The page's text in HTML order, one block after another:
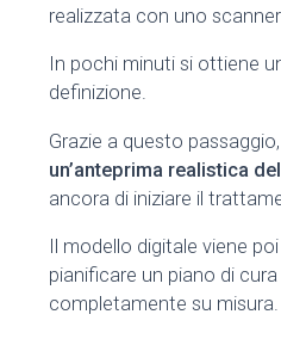
realizzata con uno
In pochi minuti si ottiene
definizione.
Grazie a questo
un’anteprima realistica
ancora di iniziare il
Il modello digitale viene
pianificare un piano di
completamente su misura.